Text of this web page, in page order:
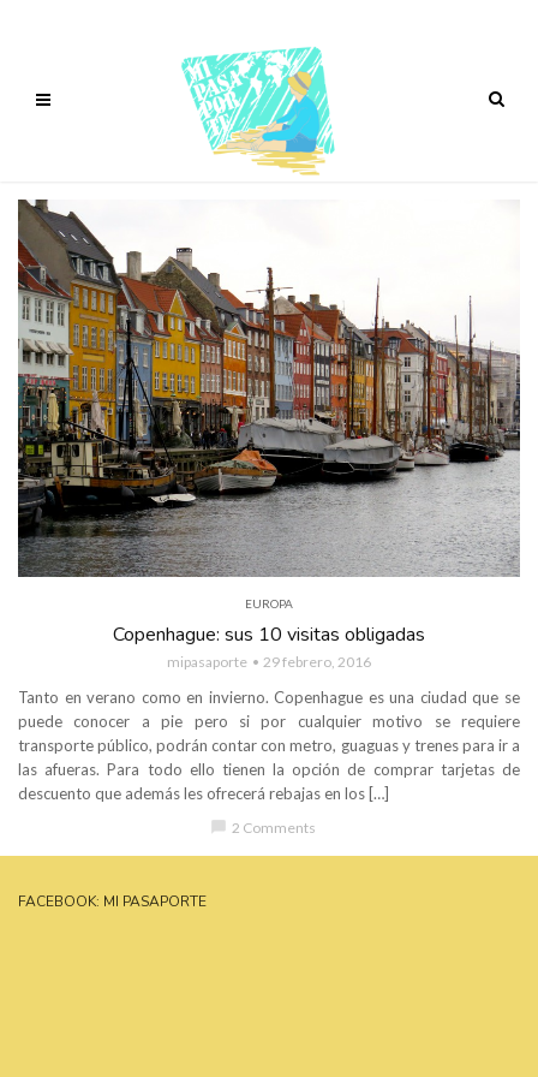
EUROPA
Copenhague: sus 10 visitas obligadas
mipasaporte 29 febrero, 2016
Tanto en verano como en invierno. Copenhague es una ciudad que se
puede conocer a pie pero si por cualquier motivo se requiere
transporte público, podrán contar con metro, guaguas y trenes para ir a
las afueras. Para todo ello tienen la opción de comprar tarjetas de
descuento que además les ofrecerá rebajas en los […]
2 Comments
FACEBOOK: MI PASAPORTE